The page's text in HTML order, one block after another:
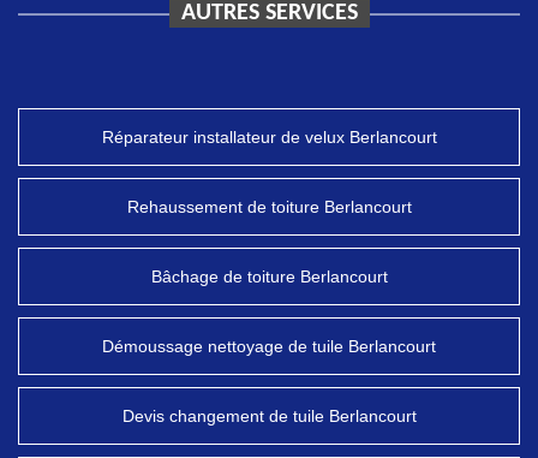
AUTRES SERVICES
Réparateur installateur de velux Berlancourt
Rehaussement de toiture Berlancourt
Bâchage de toiture Berlancourt
Démoussage nettoyage de tuile Berlancourt
Devis changement de tuile Berlancourt